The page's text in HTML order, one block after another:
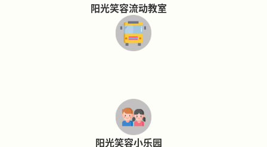
阳光笑容流动教室
阳光笑容小乐园